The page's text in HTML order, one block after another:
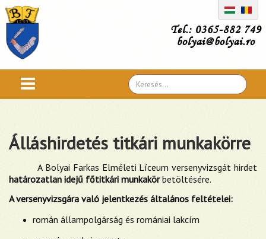
Tel.: 0365-882 749
bolyai@bolyai.ro
Search
...
Álláshirdetés titkári munkakörre
A Bolyai Farkas Elméleti Líceum versenyvizsgát hirdet
határozatlan idejű főtitkári munkakörbetöltésére.
A versenyvizsgára való jelentkezés általános feltételei:
román állampolgárság és romániai lakcím